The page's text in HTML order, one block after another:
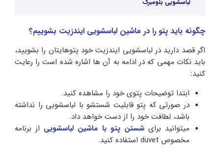
لباسشویی بلومبرگ
چگونه باید پتو را در ماشین لباسشویی ایندزیت بشوییم؟
اگر قصد دارید در لباسشویی ایندزیت خود پتوهایتان را بشویید،
باید نکات مهمی که در ادامه به آن ها اشاره شده است را رعایت
کنید:
ابتدا توضیحات پتوی خود را مشاهده کنید.
در صورتی که پتو قابلیت شستشو با لباسشویی را نداشته
باشد، لطافت خود را از دست خواهد داد.
میتوانید برایشستن پتو با ماشین لباسشویی از برنامه
مخصوص duvet استفاده کنید.